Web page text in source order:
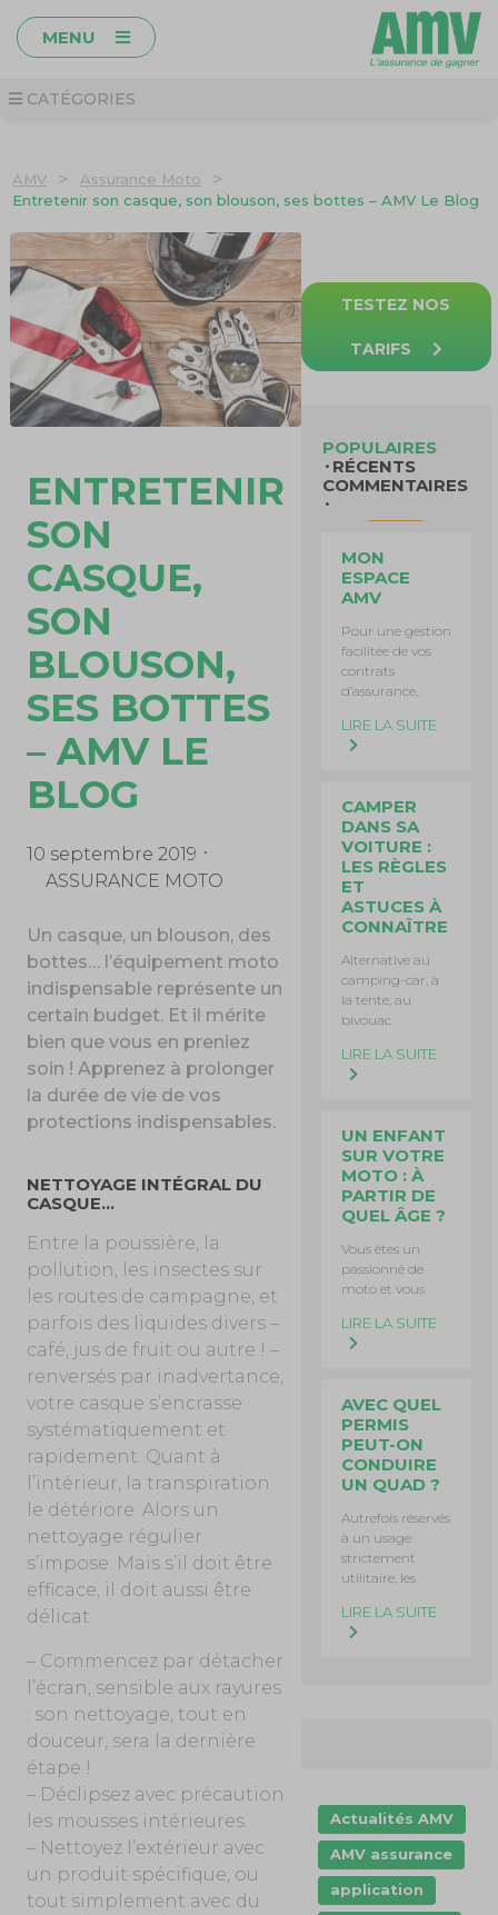
MENU
CATÉGORIES
AMV > Assurance Moto >
Entretenir son casque, son blouson, ses bottes – AMV Le Blog
ENTRETENIR
SON
CASQUE,
SON
BLOUSON,
SES BOTTES
– AMV LE
BLOG
10 septembre 2019
ASSURANCE MOTO
Un casque, un blouson, des
bottes… l’équipement moto
indispensable représente un
certain budget. Et il mérite
bien que vous en preniez
soin ! Apprenez à prolonger
la durée de vie de vos
protections indispensables.
NETTOYAGE INTÉGRAL DU
CASQUE…
Entre la poussière, la
pollution, les insectes sur
les routes de campagne, et
parfois des liquides divers –
café, jus de fruit ou autre ! –
renversés par inadvertance,
votre casque s’encrasse
systématiquement et
rapidement. Quant à
l’intérieur, la transpiration
le détériore. Alors un
nettoyage régulier
s’impose. Mais s’il doit être
efficace, il doit aussi être
délicat.
– Commencez par détacher
l’écran, sensible aux rayures
: son nettoyage, tout en
douceur, sera la dernière
étape !
– Déclipsez avec précaution
les mousses intérieures.
– Nettoyez l’extérieur avec
un produit spécifique, ou
tout simplement avec du
TESTEZ NOS
TARIFS
POPULAIRES
RÉCENTS
COMMENTAIRES
MON
ESPACE
AMV
Pour une gestion
facilitée de vos
contrats
d’assurance,
LIRE LA SUITE
CAMPER
DANS SA
VOITURE :
LES RÈGLES
ET
ASTUCES À
CONNAÎTRE
Alternative au
camping-car, à
la tente, au
bivouac
LIRE LA SUITE
UN ENFANT
SUR VOTRE
MOTO : À
PARTIR DE
QUEL ÂGE ?
Vous êtes un
passionné de
moto et vous
LIRE LA SUITE
AVEC QUEL
PERMIS
PEUT-ON
CONDUIRE
UN QUAD ?
Autrefois réservés
à un usage
strictement
utilitaire, les
LIRE LA SUITE
Actualités AMV
AMV assurance
application